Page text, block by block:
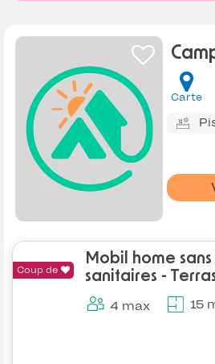
Carte
Coup de
Mobil home
sanitaires -
4 max 15